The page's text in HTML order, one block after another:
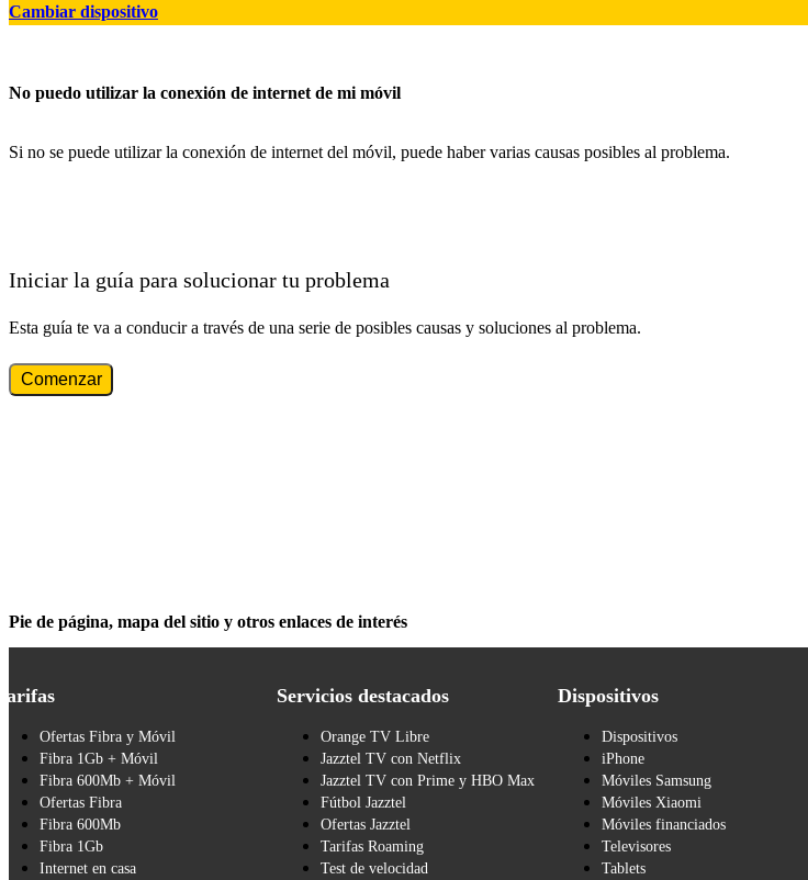
Cambiar dispositivo
No puedo utilizar la conexión de internet de mi móvil
Si no se puede utilizar la conexión de internet del móvil, puede haber varias causas posibles al problema.
Iniciar la guía para solucionar tu problema
Esta guía te va a conducir a través de una serie de posibles causas y soluciones al problema.
Comenzar
Pie de página, mapa del sitio y otros enlaces de interés
Ofertas Fibra y Móvil
Fibra 1Gb + Móvil
Fibra 600Mb + Móvil
Ofertas Fibra
Fibra 600Mb
Fibra 1Gb
Internet en casa
Servicios destacados
Orange TV Libre
Jazztel TV con Netflix
Jazztel TV con Prime y HBO Max
Fútbol Jazztel
Ofertas Jazztel
Tarifas Roaming
Test de velocidad
Dispositivos
Dispositivos
iPhone
Móviles Samsung
Móviles Xiaomi
Móviles financiados
Televisores
Tablets